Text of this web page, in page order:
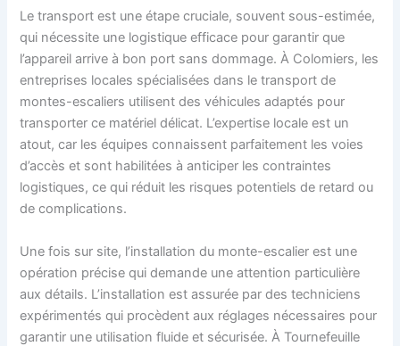
Le transport est une étape cruciale, souvent sous-estimée,
qui nécessite une logistique efficace pour garantir que
l’appareil arrive à bon port sans dommage. À Colomiers, les
entreprises locales spécialisées dans le transport de
montes-escaliers utilisent des véhicules adaptés pour
transporter ce matériel délicat. L’expertise locale est un
atout, car les équipes connaissent parfaitement les voies
d’accès et sont habilitées à anticiper les contraintes
logistiques, ce qui réduit les risques potentiels de retard ou
de complications.
Une fois sur site, l’installation du monte-escalier est une
opération précise qui demande une attention particulière
aux détails. L’installation est assurée par des techniciens
expérimentés qui procèdent aux réglages nécessaires pour
garantir une utilisation fluide et sécurisée. À Tournefeuille